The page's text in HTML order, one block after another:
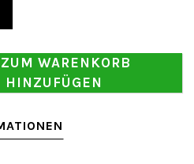
ZUM WARENKORB
HINZUFÜGEN